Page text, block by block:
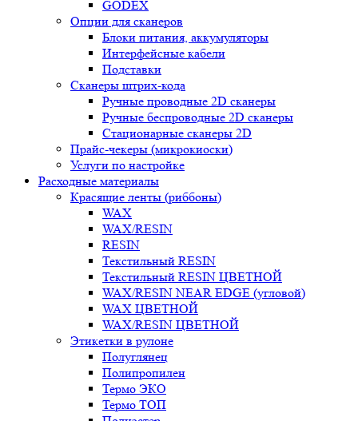
GODEX
Опции для сканеров
Блоки питания, аккумуляторы
Интерфейсные кабели
Подставки
Сканеры штрих-кода
Ручные проводные 2D сканеры
Ручные беспроводные 2D сканеры
Стационарные сканеры 2D
Прайс-чекеры (микрокиоски)
Услуги по настройке
Расходные материалы
Красящие ленты (риббоны)
WAX
WAX/RESIN
RESIN
Текстильный RESIN
Текстильный RESIN ЦВЕТНОЙ
WAX/RESIN NEAR EDGE (угловой)
WAX ЦВЕТНОЙ
WAX/RESIN ЦВЕТНОЙ
Этикетки в рулоне
Полуглянец
Полипропилен
Термо ЭКО
Термо ТОП